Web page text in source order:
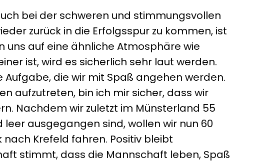
bei der schweren und stimmungsvollen
zurück in die Erfolgsspur zu kommen, ist
uns auf eine ähnliche Atmosphäre wie
ist, wird es sicherlich sehr laut werden.
die wir mit Spaß angehen werden.
aufzutreten, bin ich mir sicher, dass wir
Nachdem wir zuletzt im Münsterland 55
ausgegangen sind, wollen wir nun 60
Krefeld fahren. Positiv bleibt
stimmt, dass die Mannschaft leben, Spaß